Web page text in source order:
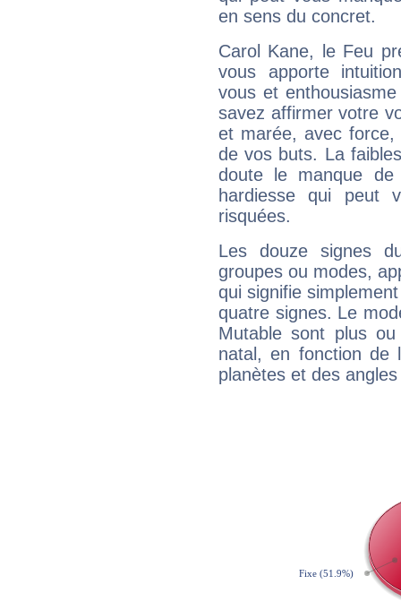
en sens du concret.
Carol Kane, le Feu
vous apporte
vous et
savez affirmer votre
et marée, avec
de vos buts. La
doute le manque
hardiesse qui peut
risquées.
Les douze signes
groupes ou modes,
qui signifie
quatre signes. Le
Mutable sont plus
natal, en fonction de
planètes et des